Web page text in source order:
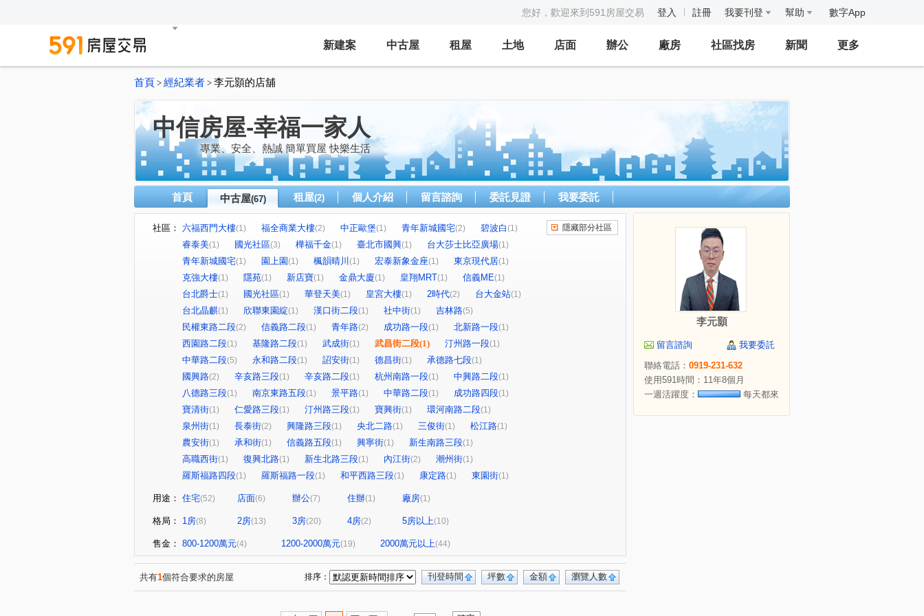
您好，歡迎來到591房屋交易 登入 註冊 我要刊登 幫助 數字App
新建案 中古屋 租屋 土地 店面 辦公 廠房 社區找房 新聞 更多
首頁 > 經紀業者 > 李元顥的店舖
中信房屋-幸福一家人
專業、安全、熱誠 簡單買屋 快樂生活
首頁 中古屋(67) 租屋(2) 個人介紹 留言諮詢 委託見證 我要委託
社區： 六福西門大樓(1) 福全商業大樓(2) 中正歐堡(1) 青年新城國宅(2) 碧波白(1)
睿泰美(1) 國光社區(3) 樺福千金(1) 臺北市國興(1) 台大莎士比亞廣場(1)
青年新城國宅(1) 園上園(1) 楓韻晴川 (1) 宏泰新象金座(1) 東京現代居(1)
克強大樓(1) 隱苑(1) 新店寶(1) 金鼎大廈(1) 皇翔MRT(1) 信義ME(1)
台北爵士(1) 國光社區(1) 華登天美(1) 皇宮大樓(1) 2時代(2) 台大金站(1)
台北晶麒(1) 欣聯東園綻(1) 漢口街二段(1) 社中街(1) 吉林路(5)
民權東路二段(2) 信義路二段(1) 青年路(2) 成功路一段(1) 北新路一段(1)
西園路二段(1) 基隆路二段(1) 武成街(1) 武昌街二段(1) 汀州路一段(1)
中華路二段(5) 永和路二段(1) 詔安街(1) 德昌街(1) 承德路七段(1)
國興路(2) 辛亥路三段(1) 辛亥路二段(1) 杭州南路一段(1) 中興路二段(1)
八德路三段(1) 南京東路五段(1) 景平路(1) 中華路二段(1) 成功路四段(1)
寶清街(1) 仁愛路三段(1) 汀州路三段(1) 寶興街(1) 環河南路二段(1)
泉州街(1) 長泰街(2) 興隆路三段(1) 央北二路(1) 三俊街(1) 松江路(1)
農安街(1) 承和街(1) 信義路五段(1) 興寧街(1) 新生南路三段(1)
高職西街(1) 復興北路(1) 新生北路三段(1) 內江街(2) 潮州街(1)
羅斯福路四段(1) 羅斯福路一段(1) 和平西路三段(1) 康定路(1) 東園街(1)
隱藏部分社區
用途： 住宅(52) 店面(6) 辦公(7) 住辦(1) 廠房(1)
格局： 1房(8) 2房(13) 3房(20) 4房(2) 5房以上(10)
售金： 800-1200萬元(4) 1200-2000萬元(19) 2000萬元以上(44)
共有1個符合要求的房屋 瀏覽人數
金額
坪數
刊登時間
排序：
李元顥
留言諮詢
我要委託
聯絡電話： 0919-231-632
使用591時間：11年8個月
一週活躍度：
每天都來